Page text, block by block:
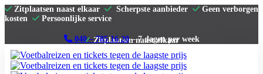
Zitplaatsen naast elkaar Scherpste aanbieder
Geen verborgen
kosten
Persoonlijke service
040 – 785 16 20– 7 dagen per week